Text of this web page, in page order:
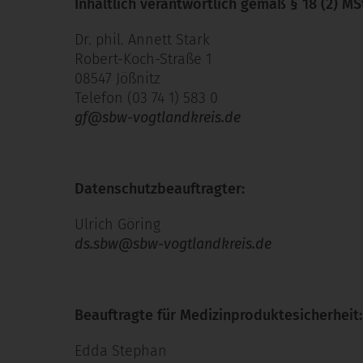
Inhaltlich verantwortlich gemäß § 18 (2)
Dr. phil. Annett Stark
Robert-Koch-Straße 1
08547 Jößnitz
Telefon (03 74 1) 583 0
gf@sbw-vogtlandkreis.de
Datenschutzbeauftragter:
Ulrich Göring
ds.sbw@sbw-vogtlandkreis.de
Beauftragte für Medizinproduktesicherheit:
Edda Stephan